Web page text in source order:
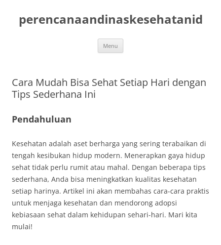
content
perencanaandinaskesehatanid
Menu
Cara Mudah Bisa Sehat Setiap Hari dengan
Tips Sederhana Ini
Pendahuluan
Kesehatan adalah aset berharga yang sering terabaikan di
tengah kesibukan hidup modern. Menerapkan gaya hidup
sehat tidak perlu rumit atau mahal. Dengan beberapa tips
sederhana, Anda bisa meningkatkan kualitas kesehatan
setiap harinya. Artikel ini akan membahas cara-cara praktis
untuk menjaga kesehatan dan mendorong adopsi
kebiasaan sehat dalam kehidupan sehari-hari. Mari kita
mulai!